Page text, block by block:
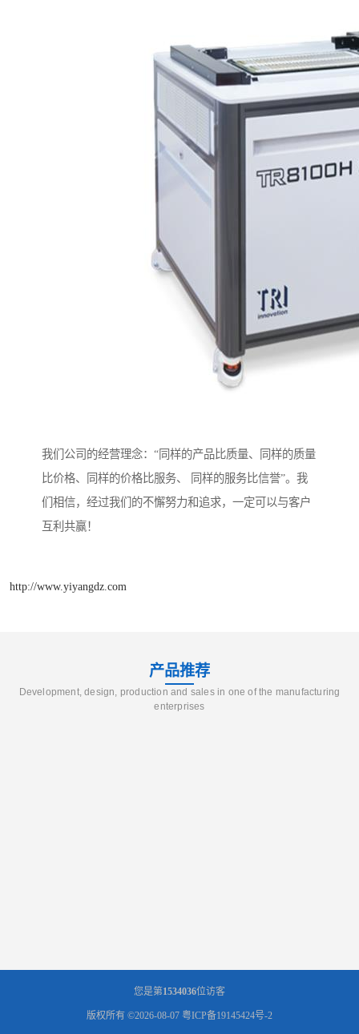
我们公司的经营理念：“同样的产品比质量、同样的质量
比价格、同样的价格比服务、 同样的服务比信誉”。我
们相信，经过我们的不懈努力和追求，一定可以与客户
互利共赢！
http://www.yiyangdz.com
产品推荐
Development, design, production and sales in one of the manufacturing
enterprises
您是第1534036位访客
版权所有 ©2026-08-07 粤ICP备19145424号-2